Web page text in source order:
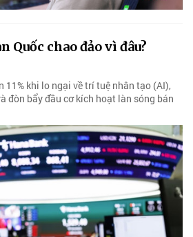
Quốc chao đảo vì đâu?
11% khi lo ngại về trí tuệ nhân tạo (AI),
đòn bẩy đầu cơ kích hoạt làn sóng bán